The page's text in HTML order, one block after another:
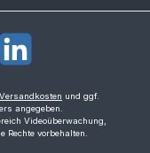
LinkedIn
Versandkosten und ggf.
angegeben.
Videoüberwachung,
vorbehalten.